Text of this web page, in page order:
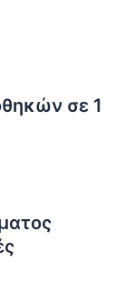
σε 1